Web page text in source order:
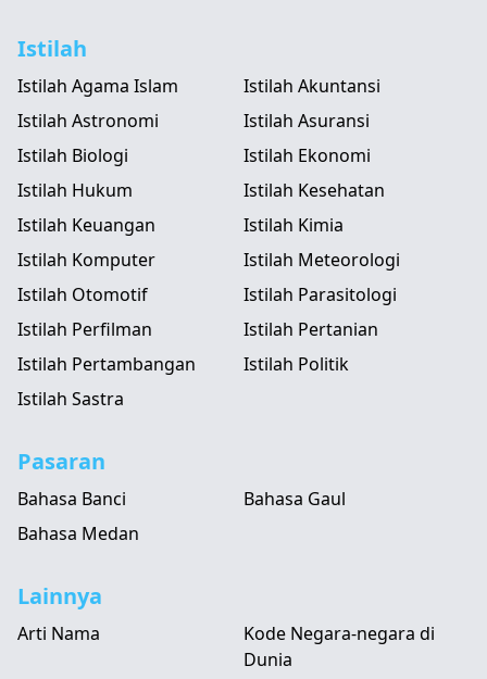
Istilah
Istilah Agama Islam
Istilah Akuntansi
Istilah Astronomi
Istilah Asuransi
Istilah Biologi
Istilah Ekonomi
Istilah Hukum
Istilah Kesehatan
Istilah Keuangan
Istilah Kimia
Istilah Komputer
Istilah Meteorologi
Istilah Otomotif
Istilah Parasitologi
Istilah Perfilman
Istilah Pertanian
Istilah Pertambangan
Istilah Politik
Istilah Sastra
Pasaran
Bahasa Banci
Bahasa Gaul
Bahasa Medan
Lainnya
Arti Nama
Kode Negara-negara di
Dunia